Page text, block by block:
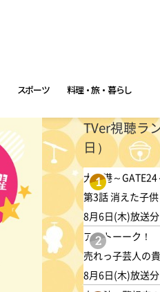
スポーツ 料理・旅・暮らし
TVer視聴ラ
日）
1
大空港～GATE24
第3話 消えた子供
8月6日(木)放送分
2
アメトーーク！
売れっ子芸人の
8月6日(木)放送分